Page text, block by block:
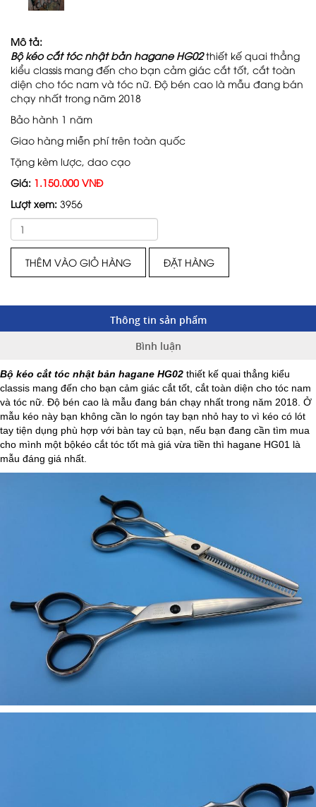
Mô tả:
Bộ kéo cắt tóc nhật bản hagane HG02thiết kế quai thẳng
kiểu classis mang đến cho bạn cảm giác cắt tốt, cắt toàn
diện cho tóc nam và tóc nữ. Độ bén cao là mẫu đang bán
chạy nhất trong năm 2018
Bảo hành 1 năm
Giao hàng miễn phí trên toàn quốc
Tặng kèm lược, dao cạo
Giá: 1.150.000 VNĐ
Lượt xem: 3956
THÊM VÀO GIỎ HÀNG ĐẶT HÀNG
Thông tin sản phẩm
Bình luận
Bộ kéo cắt tóc nhật bản hagane HG02 thiết kế quai thẳng kiểu
classis mang đến cho bạn cảm giác cắt tốt, cắt toàn diện cho tóc nam
và tóc nữ. Độ bén cao là mẫu đang bán chạy nhất trong năm 2018. Ở
mẫu kéo này bạn không cần lo ngón tay bạn nhỏ hay to vì kéo có lót
tay tiện dụng phù hợp với bàn tay củ bạn, nếu bạn đang cần tìm mua
cho mình một bộkéo cắt tóc tốt mà giá vừa tiền thì hagane HG01 là
mẫu đáng giá nhất.